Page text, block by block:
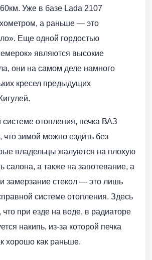
Уже в базе Lada 2107
а раньше — это
Еще одной гордостью
являются высокие
они на самом деле намного
кресел предыдущих
отопления, печка ВАЗ
что зимой можно ездить без
владельцы жалуются на плохую
салона, а также на запотевание, а
замерзание стекол — это лишь
системе отопления. Здесь
что при езде на воде, в радиаторе
накипь, из-за которой печка
хорошо как раньше.